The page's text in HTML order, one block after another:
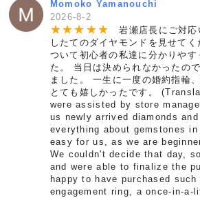
Momoko Yamanouchi
2026-8-2
★★★ ★★
岩瀬店長にご対応
したてのダイヤモンドを見せて
ついて初心者の私達に分かりやす
た。 当日は決められなかったの
ました。 一生に一度の婚約指輪
とても嬉しかったです。
were assisted by store
us newly arrived diamonds and
everything about gemstones
easy for us, as we are
We couldn't decide that day,
and were able to finalize the
happy to have purchased such
engagement ring, a once-in-a-